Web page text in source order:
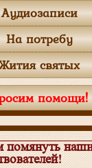
Аудиозаписи
На потребу
святых
помощи!
помянуть